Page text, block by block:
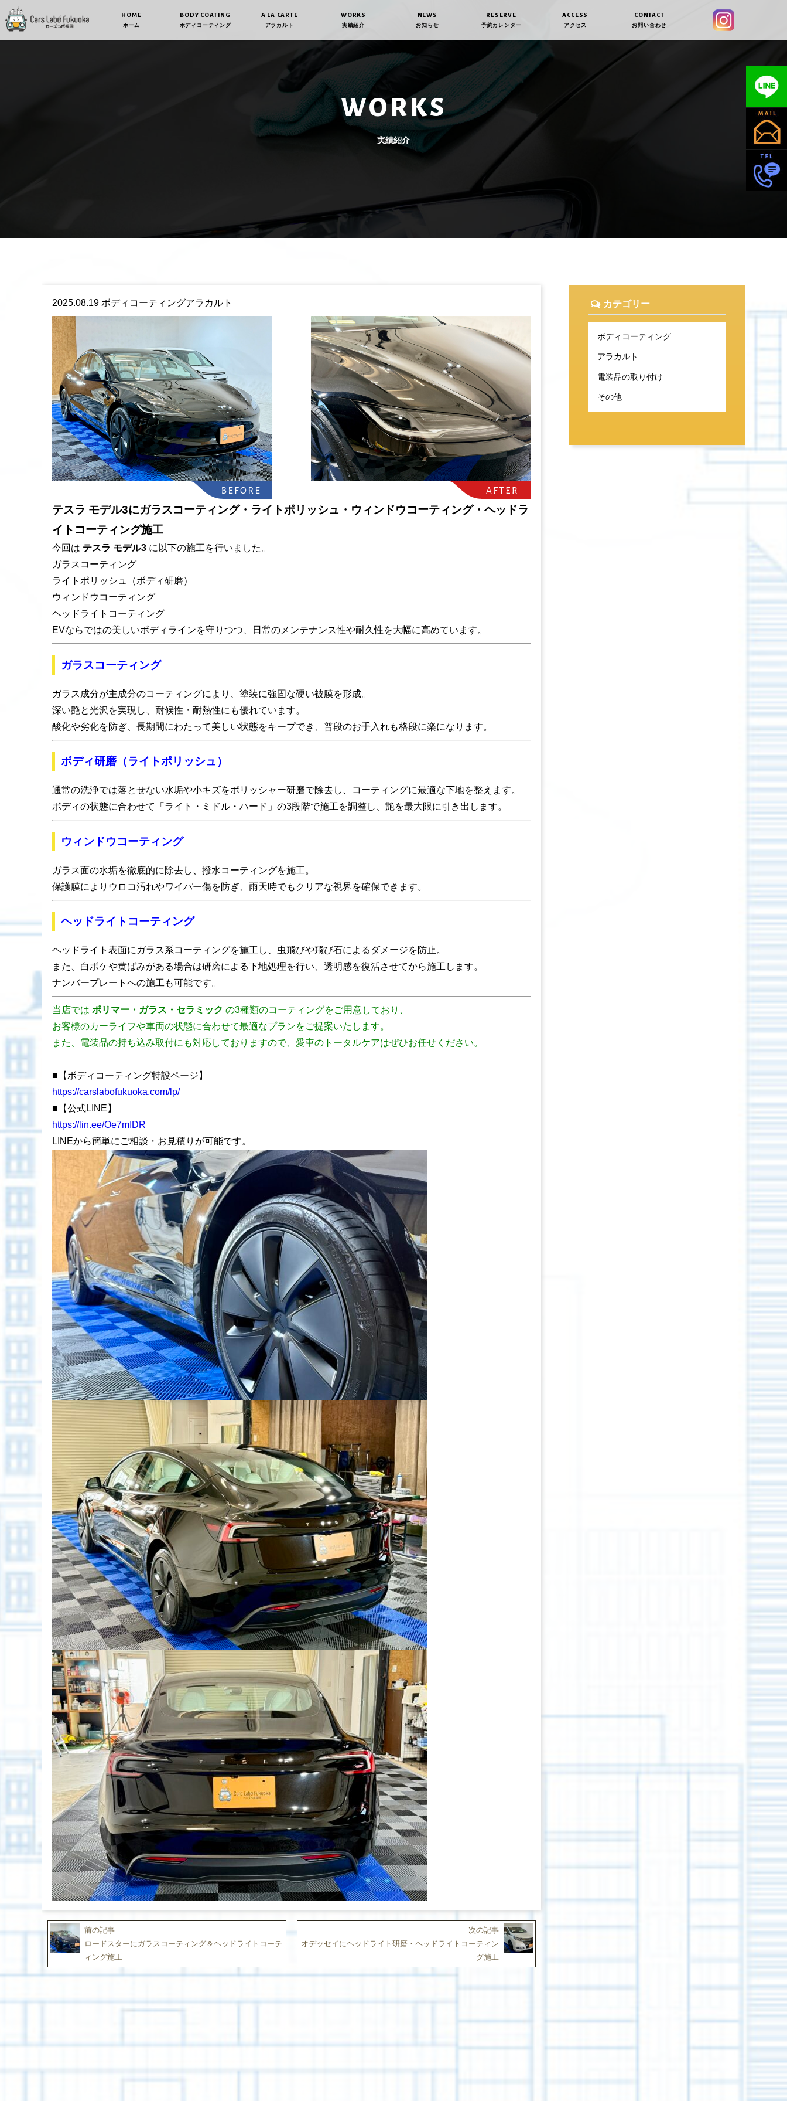
HOME
ホーム
BODY COATING
ボディコーティング
A LA CARTE
アラカルト
WORKS
実績紹介
NEWS
お知らせ
RESERVE
予約カレンダー
ACCESS
アクセス
CONTACT
お問い合わせ
WORKS
実績紹介
2025.08.19 ボディコーティングアラカルト
テスラ モデル3にガラスコーティング・ライトポリッシュ・ウィンドウコーティング・ヘッドラ
イトコーティング施工
今回は テスラ モデル3 に以下の施工を行いました。
ガラスコーティング
ライトポリッシュ（ボディ研磨）
ウィンドウコーティング
ヘッドライトコーティング
EVならではの美しいボディラインを守りつつ、日常のメンテナンス性や耐久性を大幅に高めています。
ガラスコーティング
ガラス成分が主成分のコーティングにより、塗装に強固な硬い被膜を形成。
深い艶と光沢を実現し、耐候性・耐熱性にも優れています。
酸化や劣化を防ぎ、長期間にわたって美しい状態をキープでき、普段のお手入れも格段に楽になります。
ボディ研磨（ライトポリッシュ）
通常の洗浄では落とせない水垢や小キズをポリッシャー研磨で除去し、コーティングに最適な下地を整えます。
ボディの状態に合わせて「ライト・ミドル・ハード」の3段階で施工を調整し、艶を最大限に引き出します。
ウィンドウコーティング
ガラス面の水垢を徹底的に除去し、撥水コーティングを施工。
保護膜によりウロコ汚れやワイパー傷を防ぎ、雨天時でもクリアな視界を確保できます。
ヘッドライトコーティング
ヘッドライト表面にガラス系コーティングを施工し、虫飛びや飛び石によるダメージを防止。
また、白ボケや黄ばみがある場合は研磨による下地処理を行い、透明感を復活させてから施工します。
ナンバープレートへの施工も可能です。
当店ではポリマー・ガラス・セラミック の3種類のコーティングをご用意しており、
お客様のカーライフや車両の状態に合わせて最適なプランをご提案いたします。
また、電装品の持ち込み取付にも対応しておりますので、愛車のトータルケアはぜひお任せください。
■【ボディコーティング特設ページ】
https://carslabofukuoka.com/lp/
■【公式LINE】
https://lin.ee/Oe7mIDR
LINEから簡単にご相談・お見積りが可能です。
前の記事
ロードスターにガラスコーティング＆ヘッドライトコーテ
ィング施工
次の記事
オデッセイにヘッドライト研磨・ヘッドライトコーティン
グ施工
カテゴリー
ボディコーティング
アラカルト
電装品の取り付け
その他